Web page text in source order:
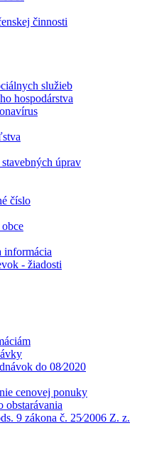
činnosti
služieb
hospodárstva
úprav
číslo
informácia
- žiadosti
do 08⁄2020
cenovej ponuky
obstarávania
9 zákona č. 25⁄2006 Z. z.